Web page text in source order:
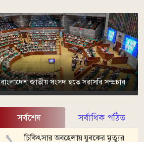
বাংলাদেশ জাতীয় সংসদ হতে সরাসরি সম্প্রচার
সর্বশেষ সর্বাধিক পঠিত
চিকিৎসার অবহেলায় যুবকের মৃত্যুর